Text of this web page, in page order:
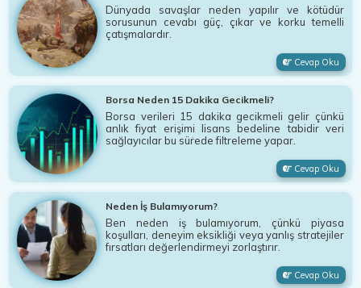
Dünyada savaşlar neden yapılır ve kötüdür
sorusunun cevabı güç, çıkar ve korku temelli
çatışmalardır.
Cevap Oku
Borsa Neden 15 Dakika Gecikmeli?
Borsa verileri 15 dakika gecikmeli gelir çünkü
anlık fiyat erişimi lisans bedeline tabidir veri
sağlayıcılar bu sürede filtreleme yapar.
Cevap Oku
Neden İş Bulamıyorum?
Ben neden iş bulamıyorum, çünkü piyasa
koşulları, deneyim eksikliği veya yanlış stratejiler
fırsatları değerlendirmeyi zorlaştırır.
Cevap Oku